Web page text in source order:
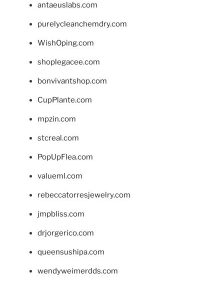
antaeuslabs.com
purelycleanchemdry.com
WishOping.com
shoplegacee.com
bonvivantshop.com
CupPlante.com
mpzin.com
stcreal.com
PopUpFlea.com
valueml.com
rebeccatorresjewelry.com
jmpbliss.com
drjorgerico.com
queensushipa.com
wendyweimerdds.com